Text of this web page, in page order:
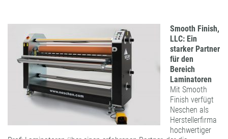
Smooth Finish,
LLC: Ein
starker Partner
für den
Bereich
Laminatoren
Mit Smooth
Finish verfügt
Neschen als
Herstellerfirma
hochwertiger